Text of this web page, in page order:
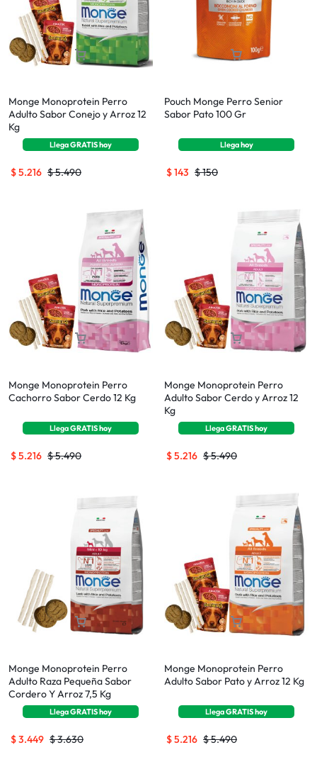
Monge Monoprotein Perro
Adulto Sabor Conejo y Arroz 12
Kg
LlegaGRATIShoy
$5.490
$5.216
Pouch Monge Perro Senior
Sabor Pato 100 Gr
Llegahoy
$150
$143
Monge Monoprotein Perro
Cachorro Sabor Cerdo 12 Kg
LlegaGRATIShoy
$5.490
$5.216
Monge Monoprotein Perro
Adulto Sabor Cerdo y Arroz 12
Kg
LlegaGRATIShoy
$5.490
$5.216
Monge Monoprotein Perro
Adulto Raza Pequeña Sabor
Cordero Y Arroz 7,5 Kg
LlegaGRATIShoy
$3.630
$3.449
Monge Monoprotein Perro
Adulto Sabor Pato y Arroz 12 Kg
LlegaGRATIShoy
$5.490
$5.216